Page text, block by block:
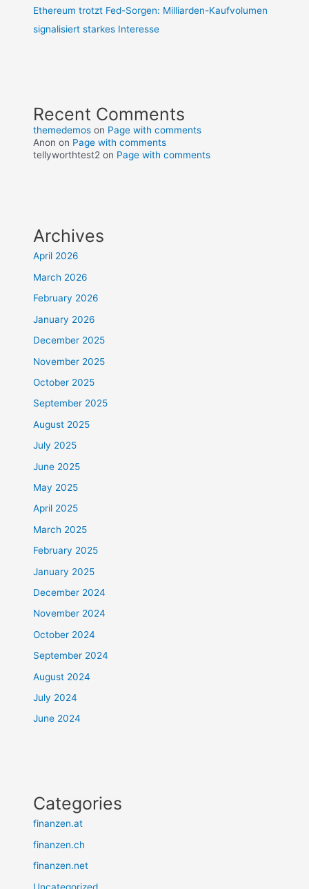
Ethereum trotzt Fed-Sorgen: Milliarden-Kaufvolumen
signalisiert starkes Interesse
Recent Comments
themedemos on Page with comments
Anon on Page with comments
tellyworthtest2 on Page with comments
Archives
April 2026
March 2026
February 2026
January 2026
December 2025
November 2025
October 2025
September 2025
August 2025
July 2025
June 2025
May 2025
April 2025
March 2025
February 2025
January 2025
December 2024
November 2024
October 2024
September 2024
August 2024
July 2024
June 2024
Categories
finanzen.at
finanzen.ch
finanzen.net
Uncategorized